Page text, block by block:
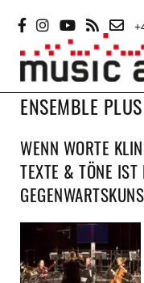
Inhalt
springen
ENSEMBLE PLUS
WENN WORTE
TEXTE & TÖNE IST